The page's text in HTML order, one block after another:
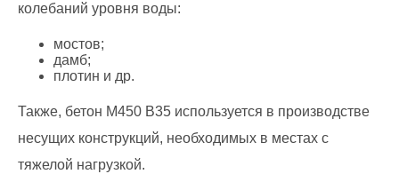
колебаний уровня воды:
мостов;
дамб;
плотин и др.
Также, бетон М450 В35 используется в производстве
несущих конструкций, необходимых в местах с
тяжелой нагрузкой.